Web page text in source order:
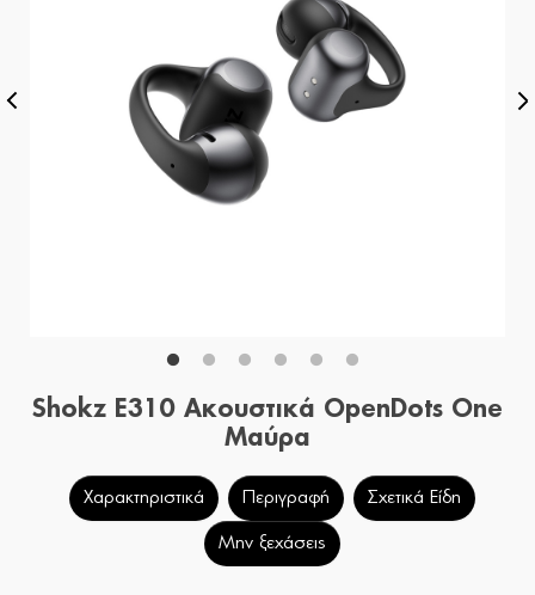
Shokz E310 Ακουστικά OpenDots One
Μαύρα
Χαρακτηριστικά Περιγραφή Σχετικά Είδη
Μην ξεχάσεις